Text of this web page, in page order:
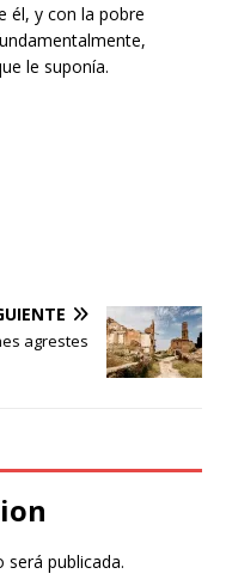
él, y con la pobre
le suponía.
agrestes
publicada.